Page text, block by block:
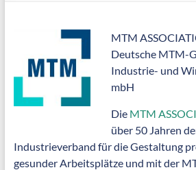
MTM
Deutsche MTM-
Industrie- und
mbH
Die MTM
über 50 Jahren
Industrieverband für die Gestaltung
gesunder Arbeitsplätze und mit der